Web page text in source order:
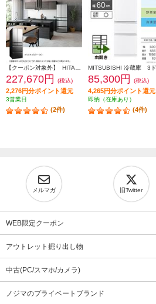
227,670円 (税込)
2,276円分ポイント還元
3営業日
(2件)
85,300円 (税込)
4,265円分ポイント還元
即納（在庫あり）
(4件)
メルマガ 旧Twitter
WEB限定クーポン
アウトレット掘り出し物
中古(PC/スマホ/カメラ)
ノジマのプライベートブランド